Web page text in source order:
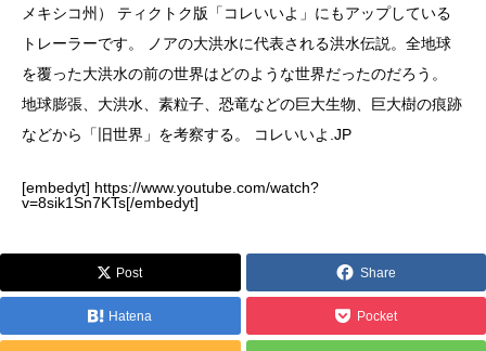
メキシコ州） ティクトク版「コレいいよ」にもアップしている
トレーラーです。 ノアの大洪水に代表される洪水伝説。全地球
を覆った大洪水の前の世界はどのような世界だったのだろう。
地球膨張、大洪水、素粒子、恐竜などの巨大生物、巨大樹の痕跡
などから「旧世界」を考察する。 コレいいよ.JP
[embedyt] https://www.youtube.com/watch?
v=8sik1Sn7KTs[/embedyt]
Post Share
Hatena Pocket